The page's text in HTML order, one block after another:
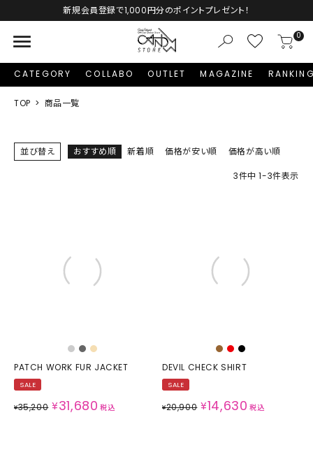
Autumn Collection予約受付中♡
menu 0
CATEGORY COLLABO OUTLET MAGAZINE
TOP 商品一覧
並び替え おすすめ順 新着順 価格が安い順 価格が高い順
3件中 1-3件表示
PATCH WORK FUR JACKET
SALE
¥35,200 ¥31,680 税込
DEVIL CHECK SHIRT
SALE
¥20,900 ¥14,630 税込